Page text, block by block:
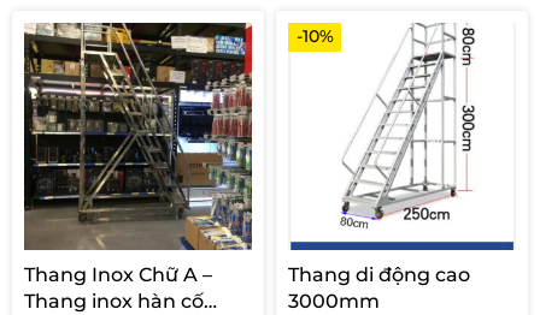
Thang Inox Chữ A –
Thang inox hàn cố
-10%
Thang di động cao
3000mm